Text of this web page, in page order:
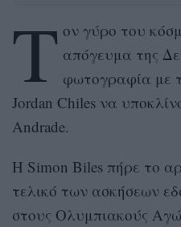
Τ ον γύρο του
απόγευμα της
φωτογραφία με
Jordan Chiles να
Andrade.
Η Simon Biles πήρε το
τελικό των ασκήσεων
στους Ολυμπιακούς